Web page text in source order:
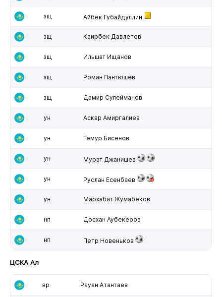
зщ Айбек Губайдуллин
зщ Каирбек Давлетов
зщ Ильшат Ищанов
зщ Роман Пантюшев
зщ Дамир Сулейманов
ун Аскар Амиргалиев
ун Темур Бисенов
ун Мурат Джанишев
ун Руслан Есенбаев
ун Мархабат Жумабеков
нп Досхан Аубекеров
нп Петр Новеньков
ЦСКА Ал
вр Рауан Атантаев